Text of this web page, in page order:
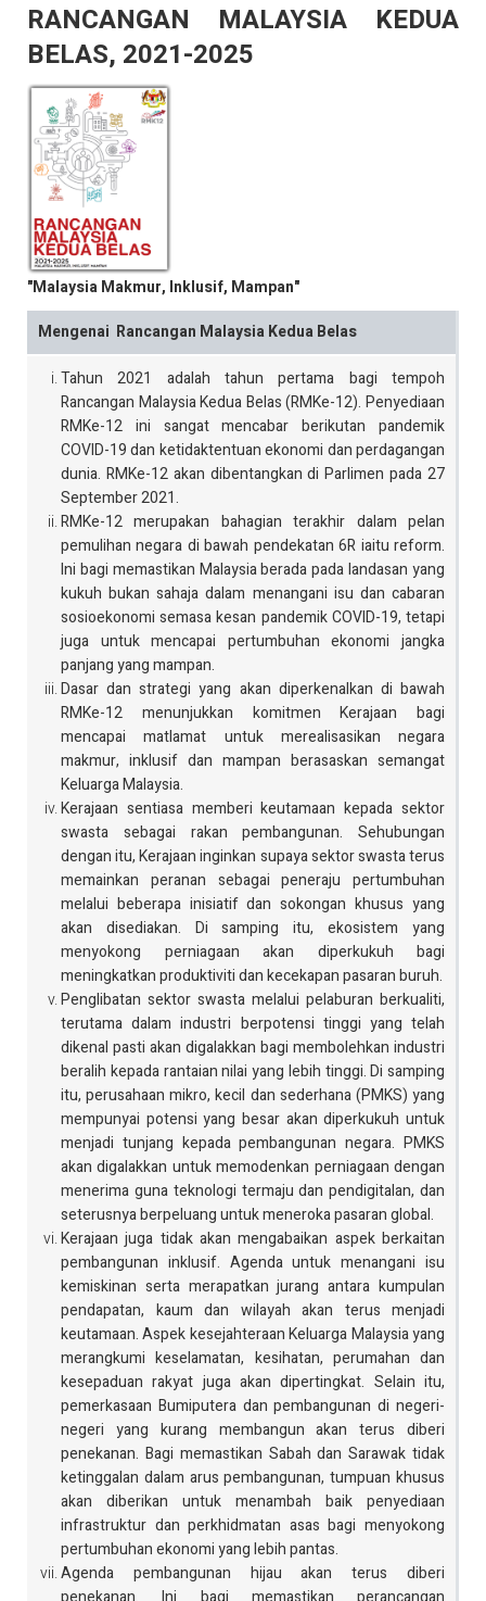
RANCANGAN MALAYSIA KEDUA
BELAS, 2021-2025
"Malaysia Makmur, Inklusif, Mampan"
Mengenai Rancangan Malaysia Kedua Belas
Tahun 2021 adalah tahun pertama bagi tempoh
Rancangan Malaysia Kedua Belas (RMKe-12). Penyediaan
RMKe-12 ini sangat mencabar berikutan pandemik
COVID-19 dan ketidaktentuan ekonomi dan perdagangan
dunia. RMKe-12 akan dibentangkan di Parlimen pada 27
September 2021.
RMKe-12 merupakan bahagian terakhir dalam pelan
pemulihan negara di bawah pendekatan 6R iaitu reform.
Ini bagi memastikan Malaysia berada pada landasan yang
kukuh bukan sahaja dalam menangani isu dan cabaran
sosioekonomi semasa kesan pandemik COVID-19, tetapi
juga untuk mencapai pertumbuhan ekonomi jangka
panjang yang mampan.
Dasar dan strategi yang akan diperkenalkan di bawah
RMKe-12 menunjukkan komitmen Kerajaan bagi
mencapai matlamat untuk merealisasikan negara
makmur, inklusif dan mampan berasaskan semangat
Keluarga Malaysia.
Kerajaan sentiasa memberi keutamaan kepada sektor
swasta sebagai rakan pembangunan. Sehubungan
dengan itu, Kerajaan inginkan supaya sektor swasta terus
memainkan peranan sebagai peneraju pertumbuhan
melalui beberapa inisiatif dan sokongan khusus yang
akan disediakan. Di samping itu, ekosistem yang
menyokong perniagaan akan diperkukuh bagi
meningkatkan produktiviti dan kecekapan pasaran buruh.
Penglibatan sektor swasta melalui pelaburan berkualiti,
terutama dalam industri berpotensi tinggi yang telah
dikenal pasti akan digalakkan bagi membolehkan industri
beralih kepada rantaian nilai yang lebih tinggi. Di samping
itu, perusahaan mikro, kecil dan sederhana (PMKS) yang
mempunyai potensi yang besar akan diperkukuh untuk
menjadi tunjang kepada pembangunan negara. PMKS
akan digalakkan untuk memodenkan perniagaan dengan
menerima guna teknologi termaju dan pendigitalan, dan
seterusnya berpeluang untuk meneroka pasaran global.
Kerajaan juga tidak akan mengabaikan aspek berkaitan
pembangunan inklusif. Agenda untuk menangani isu
kemiskinan serta merapatkan jurang antara kumpulan
pendapatan, kaum dan wilayah akan terus menjadi
keutamaan. Aspek kesejahteraan Keluarga Malaysia yang
merangkumi keselamatan, kesihatan, perumahan dan
kesepaduan rakyat juga akan dipertingkat. Selain itu,
pemerkasaan Bumiputera dan pembangunan di negeri-
negeri yang kurang membangun akan terus diberi
penekanan. Bagi memastikan Sabah dan Sarawak tidak
ketinggalan dalam arus pembangunan, tumpuan khusus
akan diberikan untuk menambah baik penyediaan
infrastruktur dan perkhidmatan asas bagi menyokong
pertumbuhan ekonomi yang lebih pantas.
Agenda pembangunan hijau akan terus diberi